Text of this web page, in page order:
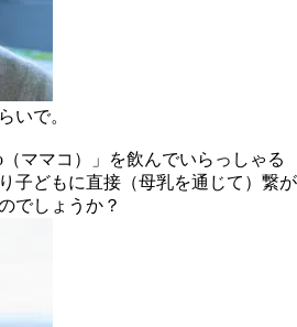
いで。
ママコ）」を飲んでいらっしゃる
子どもに直接（母乳を通じて）繋が
でしょうか？